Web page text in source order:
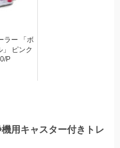
ラー 「ボ
」 ピンク
P
用キャスター付きトレ